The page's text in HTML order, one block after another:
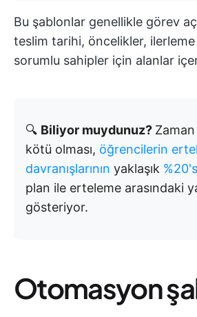
Bu şablonlar genellikle görev
teslim tarihi, öncelikler,
sorumlu sahipler için alanlar
🔍 Biliyor muydunuz?
kötü olması, öğrencilerin
davranışlarının yaklaşık
plan ile erteleme arasındaki
gösteriyor.
Otomasyon